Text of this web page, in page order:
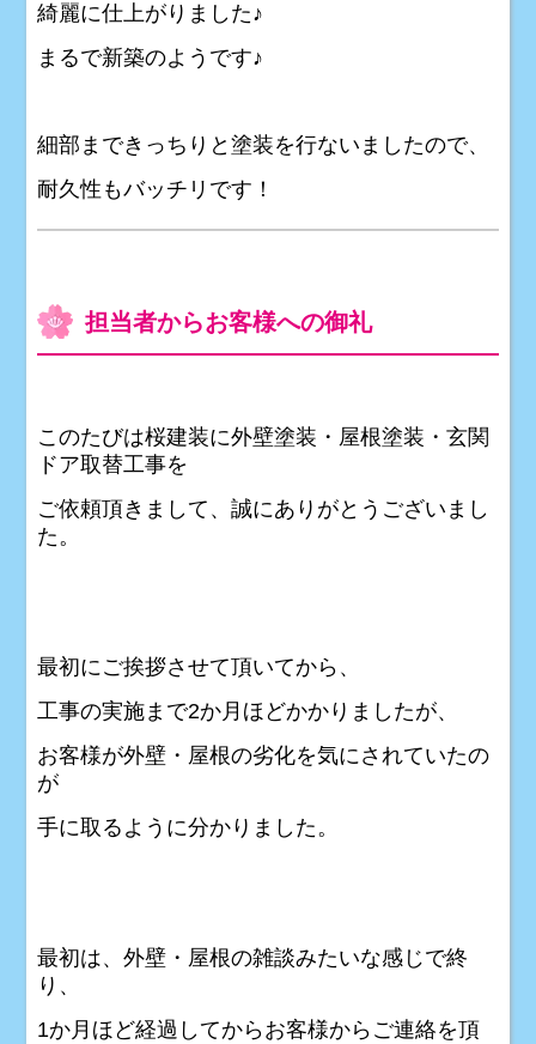
綺麗に仕上がりました♪
まるで新築のようです♪
細部まできっちりと塗装を行ないましたので、
耐久性もバッチリです！
担当者からお客様への御礼
このたびは桜建装に外壁塗装・屋根塗装・玄関
ドア取替工事を
ご依頼頂きまして、誠にありがとうございまし
た。
最初にご挨拶させて頂いてから、
工事の実施まで2か月ほどかかりましたが、
お客様が外壁・屋根の劣化を気にされていたの
が
手に取るように分かりました。
最初は、外壁・屋根の雑談みたいな感じで終
り、
1か月ほど経過してからお客様からご連絡を頂